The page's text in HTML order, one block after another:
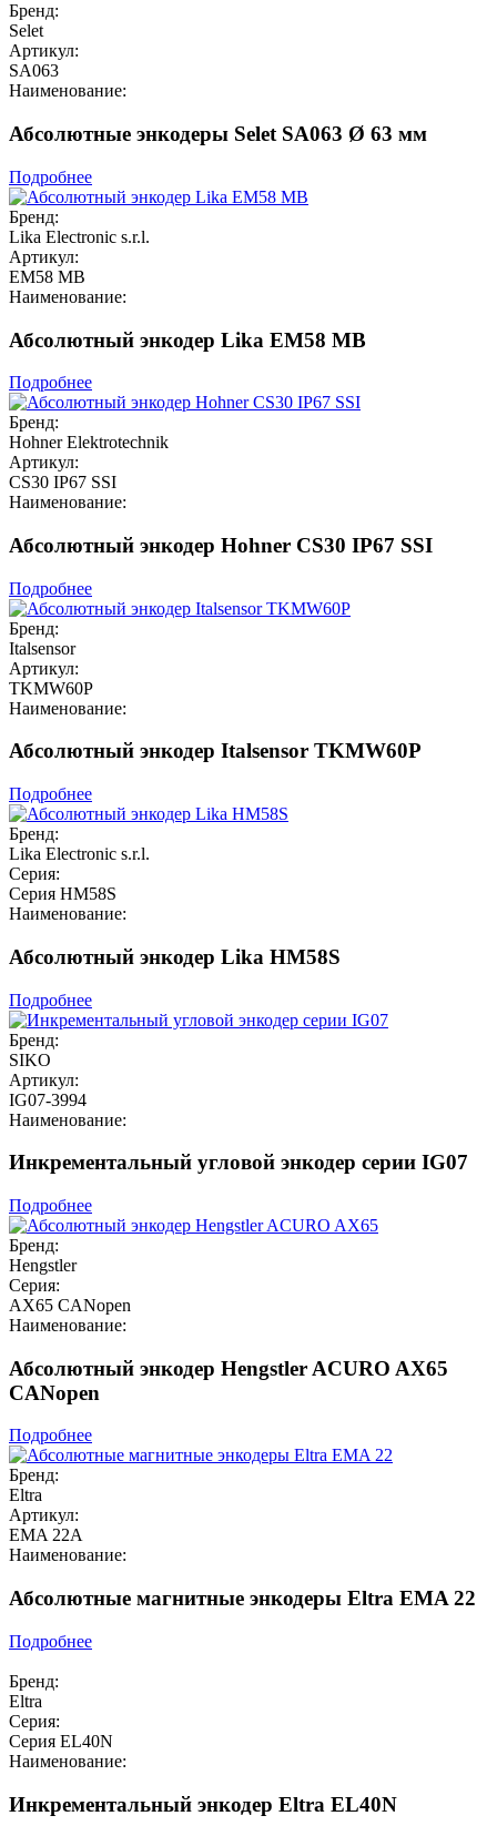
Бренд:
Selet
Артикул:
SA063
Наименование:
Абсолютные энкодеры Selet SA063 Ø 63 мм
Подробнее
Бренд:
Lika Electronic s.r.l.
Артикул:
EM58 MB
Наименование:
Абсолютный энкодер Lika EM58 MB
Подробнее
Бренд:
Hohner Elektrotechnik
Артикул:
CS30 IP67 SSI
Наименование:
Абсолютный энкодер Hohner CS30 IP67 SSI
Подробнее
Бренд:
Italsensor
Артикул:
TKMW60P
Наименование:
Абсолютный энкодер Italsensor TKMW60P
Подробнее
Бренд:
Lika Electronic s.r.l.
Серия:
Серия HM58S
Наименование:
Абсолютный энкодер Lika HM58S
Подробнее
Бренд:
SIKO
Артикул:
IG07-3994
Наименование:
Инкрементальный угловой энкодер серии IG07
Подробнее
Бренд:
Hengstler
Серия:
AX65 CANopen
Наименование:
Абсолютный энкодер Hengstler ACURO AX65
CANopen
Подробнее
Бренд:
Eltra
Артикул:
EMA 22A
Наименование:
Абсолютные магнитные энкодеры Eltra EMA 22
Подробнее
Бренд:
Eltra
Серия:
Серия EL40N
Наименование:
Инкрементальный энкодер Eltra EL40N